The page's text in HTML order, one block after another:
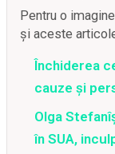
Pentru o
și aceste
Închiderea
cauze și
Olga
în SUA,